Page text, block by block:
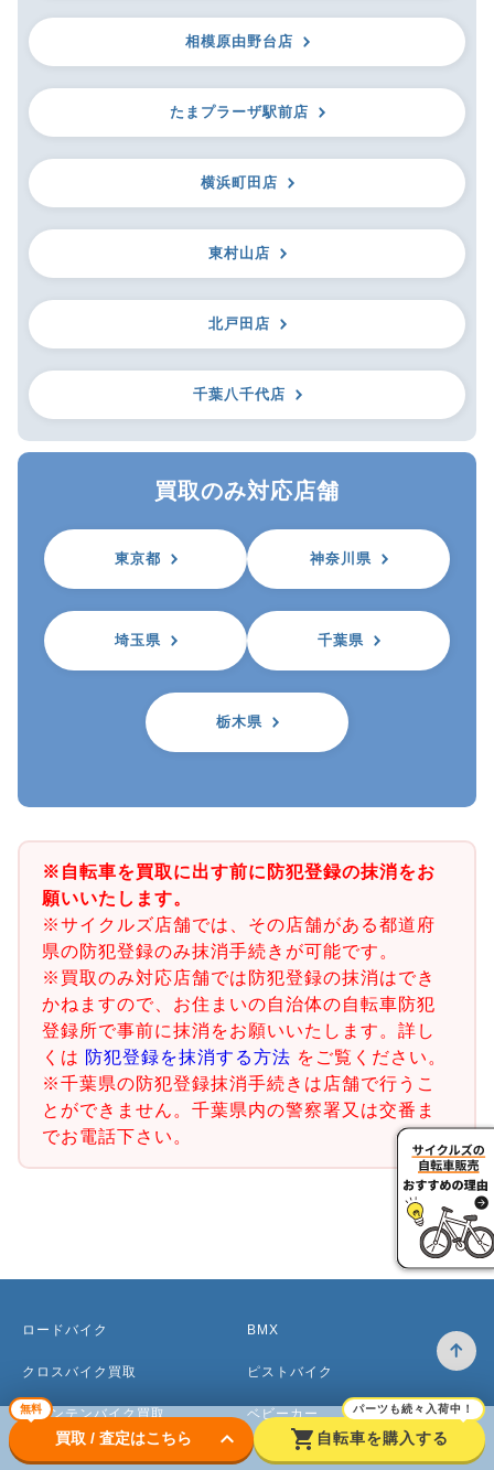
相模原由野台店
たまプラーザ駅前店
横浜町田店
東村山店
北戸田店
千葉八千代店
買取のみ対応店舗
東京都 神奈川県
埼玉県 千葉県
栃木県
※自転車を買取に出す前に防犯登録の抹消をお
願いいたします。
※サイクルズ店舗では、その店舗がある都道府
県の防犯登録のみ抹消手続きが可能です。
※買取のみ対応店舗では防犯登録の抹消はでき
かねますので、お住まいの自治体の自転車防犯
登録所で事前に抹消をお願いいたします。詳し
くは 防犯登録を抹消する方法 をご覧ください。
※千葉県の防犯登録抹消手続きは店舗で行うこ
とができません。千葉県内の警察署又は交番ま
でお電話下さい。
無料
買取 / 査定はこちら keyboard_arrow_down shopping_cart
パーツも続々入荷中！
自転車を購入する
ロードバイク
クロスバイク買取
マウンテンバイク買取
BMX
ピストバイク
ベビーカー